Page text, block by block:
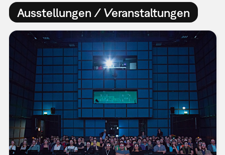
Ausstellungen / Veranstaltungen